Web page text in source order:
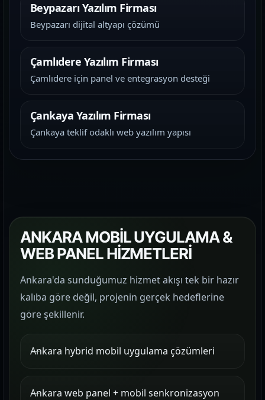
Beypazarı Yazılım Firması
Beypazarı dijital altyapı çözümü
Çamlıdere Yazılım Firması
Çamlıdere için panel ve entegrasyon desteği
Çankaya Yazılım Firması
Çankaya teklif odaklı web yazılım yapısı
ANKARA MOBİL UYGULAMA &
WEB PANEL HİZMETLERİ
Ankara'da sunduğumuz hizmet akışı tek bir hazır
kalıba göre değil, projenin gerçek hedeflerine
göre şekillenir.
Ankara hybrid mobil uygulama çözümleri
Ankara web panel + mobil senkronizasyon